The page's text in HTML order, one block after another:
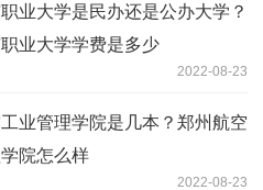
业大学是民办还是公办大学？
业大学学费是多少
2022-08-23
业管理学院是几本？郑州航空
院怎么样
2022-08-23